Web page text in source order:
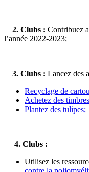
2. Clubs : Contribuez
l’année 2022-2023;
3. Clubs : Lancez des
Recyclage de
Achetez des
Plantez des tulipes;
4. Clubs :
Utilisez les